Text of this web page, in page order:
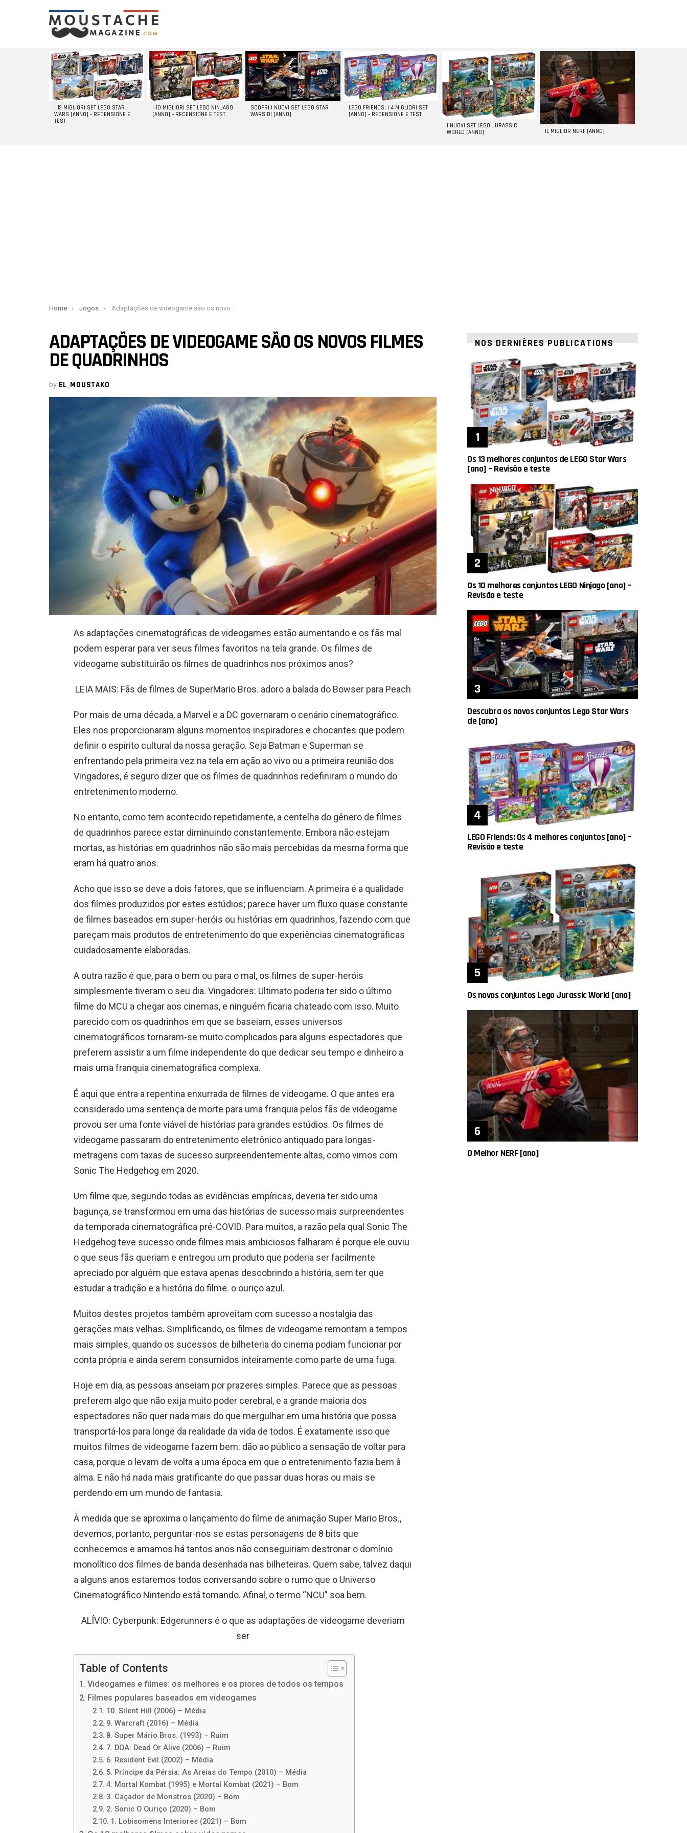
LATEST
STORIES
I 13 MIGLIORI SET LEGO STAR
WARS [ANNO] – RECENSIONE E
TEST
I 10 MIGLIORI SET LEGO NINJAGO
[ANNO] – RECENSIONE E TEST
SCOPRI I NUOVI SET LEGO STAR
WARS DI [ANNO]
LEGO FRIENDS: I 4 MIGLIORI SET
[ANNO] – RECENSIONE E TEST
I NUOVI SET LEGO JURASSIC
WORLD [ANNO]
IL MIGLIOR NERF [ANNO]
You are here:
Home Jogos Adaptações de videogame são os novos filmes de quadrinhos
ADAPTAÇÕES DE VIDEOGAME SÃO OS NOVOS FILMES
DE QUADRINHOS
by EL_MOUSTAKO
As adaptações cinematográficas de videogames estão aumentando e os fãs mal
podem esperar para ver seus filmes favoritos na tela grande. Os filmes de
videogame substituirão os filmes de quadrinhos nos próximos anos?
LEIA MAIS: Fãs de filmes de SuperMario Bros. adoro a balada do Bowser para Peach
Por mais de uma década, a Marvel e a DC governaram o cenário cinematográfico.
Eles nos proporcionaram alguns momentos inspiradores e chocantes que podem
definir o espírito cultural da nossa geração. Seja Batman e Superman se
enfrentando pela primeira vez na tela em ação ao vivo ou a primeira reunião dos
Vingadores, é seguro dizer que os filmes de quadrinhos redefiniram o mundo do
entretenimento moderno.
No entanto, como tem acontecido repetidamente, a centelha do gênero de filmes
de quadrinhos parece estar diminuindo constantemente. Embora não estejam
mortas, as histórias em quadrinhos não são mais percebidas da mesma forma que
eram há quatro anos.
Acho que isso se deve a dois fatores, que se influenciam. A primeira é a qualidade
dos filmes produzidos por estes estúdios; parece haver um fluxo quase constante
de filmes baseados em super-heróis ou histórias em quadrinhos, fazendo com que
pareçam mais produtos de entretenimento do que experiências cinematográficas
cuidadosamente elaboradas.
A outra razão é que, para o bem ou para o mal, os filmes de super-heróis
simplesmente tiveram o seu dia. Vingadores: Ultimato poderia ter sido o último
filme do MCU a chegar aos cinemas, e ninguém ficaria chateado com isso. Muito
parecido com os quadrinhos em que se baseiam, esses universos
cinematográficos tornaram-se muito complicados para alguns espectadores que
preferem assistir a um filme independente do que dedicar seu tempo e dinheiro a
mais uma franquia cinematográfica complexa.
É aqui que entra a repentina enxurrada de filmes de videogame. O que antes era
considerado uma sentença de morte para uma franquia pelos fãs de videogame
provou ser uma fonte viável de histórias para grandes estúdios. Os filmes de
videogame passaram do entretenimento eletrônico antiquado para longas-
metragens com taxas de sucesso surpreendentemente altas, como vimos com
Sonic The Hedgehog em 2020.
Um filme que, segundo todas as evidências empíricas, deveria ter sido uma
bagunça, se transformou em uma das histórias de sucesso mais surpreendentes
da temporada cinematográfica pré-COVID. Para muitos, a razão pela qual Sonic The
Hedgehog teve sucesso onde filmes mais ambiciosos falharam é porque ele ouviu
o que seus fãs queriam e entregou um produto que poderia ser facilmente
apreciado por alguém que estava apenas descobrindo a história, sem ter que
estudar a tradição e a história do filme. o ouriço azul.
Muitos destes projetos também aproveitam com sucesso a nostalgia das
gerações mais velhas. Simplificando, os filmes de videogame remontam a tempos
mais simples, quando os sucessos de bilheteria do cinema podiam funcionar por
conta própria e ainda serem consumidos inteiramente como parte de uma fuga.
Hoje em dia, as pessoas anseiam por prazeres simples. Parece que as pessoas
preferem algo que não exija muito poder cerebral, e a grande maioria dos
espectadores não quer nada mais do que mergulhar em uma história que possa
transportá-los para longe da realidade da vida de todos. É exatamente isso que
muitos filmes de videogame fazem bem: dão ao público a sensação de voltar para
casa, porque o levam de volta a uma época em que o entretenimento fazia bem à
alma. E não há nada mais gratificante do que passar duas horas ou mais se
perdendo em um mundo de fantasia.
À medida que se aproxima o lançamento do filme de animação Super Mario Bros.,
devemos, portanto, perguntar-nos se estas personagens de 8 bits que
conhecemos e amamos há tantos anos não conseguiriam destronar o domínio
monolítico dos filmes de banda desenhada nas bilheteiras. Quem sabe, talvez daqui
a alguns anos estaremos todos conversando sobre o rumo que o Universo
Cinematográfico Nintendo está tomando. Afinal, o termo “NCU” soa bem.
ALÍVIO: Cyberpunk: Edgerunners é o que as adaptações de videogame deveriam
ser
Table of Contents
Videogames e filmes: os melhores e os piores de todos os tempos
Filmes populares baseados em videogames
10. Silent Hill (2006) – Média
9. Warcraft (2016) – Média
8. Super Mário Bros. (1993) – Ruim
7. DOA: Dead Or Alive (2006) – Ruim
6. Resident Evil (2002) – Média
5. Príncipe da Pérsia: As Areias do Tempo (2010) – Média
4. Mortal Kombat (1995) e Mortal Kombat (2021) – Bom
3. Caçador de Monstros (2020) – Bom
2. Sonic O Ouriço (2020) – Bom
1. Lobisomens Interiores (2021) – Bom
NOS DERNIÈRES PUBLICATIONS
Os 13 melhores conjuntos de LEGO Star Wars
[ano] – Revisão e teste
Os 10 melhores conjuntos LEGO Ninjago [ano] –
Revisão e teste
Descubra os novos conjuntos Lego Star Wars
de [ano]
LEGO Friends: Os 4 melhores conjuntos [ano] –
Revisão e teste
Os novos conjuntos Lego Jurassic World [ano]
O Melhor NERF [ano]